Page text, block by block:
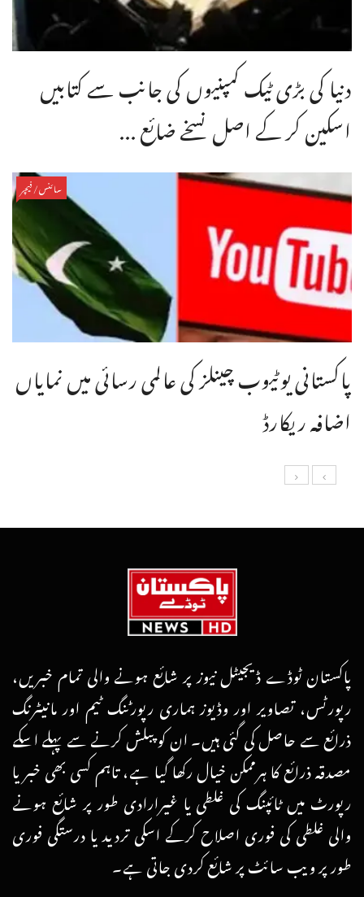
دنیا کی بڑی ٹیک کمپنیوں کی جانب سے کتابیں
اسکین کر کے اصل نسخے ضائع ...
سائنس/فیچر
پاکستانی یوٹیوب چینلز کی عالمی رسائی میں نمایاں
اضافہ ریکارڈ
پاکستان ٹوڈے ڈیجیٹل نیوز پر شائع ہونے والی تمام خبریں،
رپورٹس، تصاویر اور وڈیوز ہماری رپورٹنگ ٹیم اور مانیٹرنگ
ذرائع سے حاصل کی گئی ہیں۔ ان کو پبلش کرنے سے پہلے اسکے
مصدقہ ذرائع کا ہرممکن خیال رکھا گیا ہے، تاہم کسی بھی خبر یا
رپورٹ میں ٹائپنگ کی غلطی یا غیرارادی طور پر شائع ہونے
والی غلطی کی فوری اصلاح کرکے اسکی تردید یا درستگی فوری
طور پر ویب سائٹ پر شائع کردی جاتی ہے۔